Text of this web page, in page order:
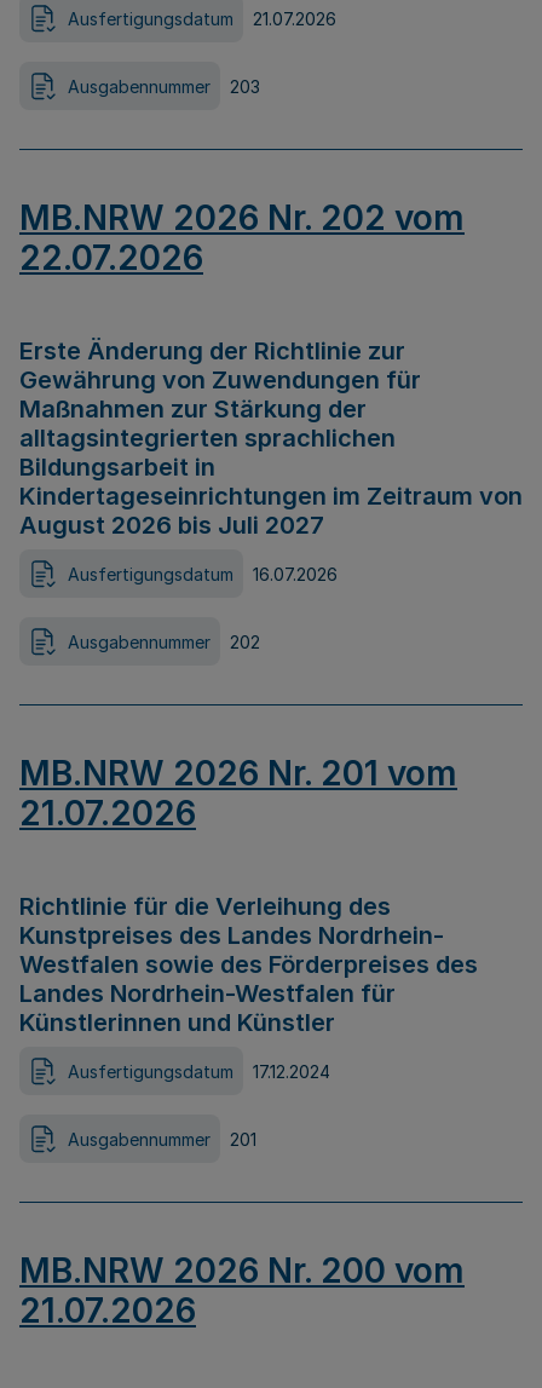
Ausfertigungsdatum 21.07.2026
Ausgabennummer 203
MB.NRW 2026 Nr. 202 vom
22.07.2026
Erste Änderung der Richtlinie zur
Gewährung von Zuwendungen für
Maßnahmen zur Stärkung der
alltagsintegrierten sprachlichen
Bildungsarbeit in
Kindertageseinrichtungen im Zeitraum von
August 2026 bis Juli 2027
Ausfertigungsdatum 16.07.2026
Ausgabennummer 202
MB.NRW 2026 Nr. 201 vom
21.07.2026
Richtlinie für die Verleihung des
Kunstpreises des Landes Nordrhein-
Westfalen sowie des Förderpreises des
Landes Nordrhein-Westfalen für
Künstlerinnen und Künstler
Ausfertigungsdatum 17.12.2024
Ausgabennummer 201
MB.NRW 2026 Nr. 200 vom
21.07.2026